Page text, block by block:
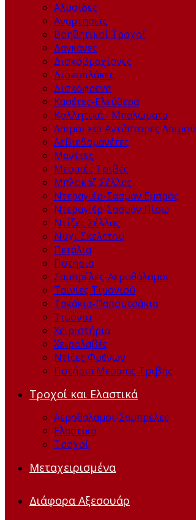
Αλυσίδες
Αναρτήσεις
Βοηθητικοί Τροχοί
Δαγκάνες
Δισκοβραχίονες
Δισκοπλάκες
Δισκόφρενα
Κασέτες-Ελεύθερα
Κολλητικά - Μπαλώματα
Λαιμοί και Αντάπτορες Λαιμού
Λεβιεδομανέτες
Μανέτες
Μεσαιές Τριβές
Μπλοκάζ Σέλλας
Ντεραγιέρ-Σασμάν Εμπρός
Ντεραγιέρ-Σασμάν Πίσω
Ντίζες Σέλλας
Νύχι Σκελετού
Πετάλια
Ποτήρια
Σαμπρέλες-Αεροθάλαμοι
Ταινίες Τιμονιού
Τακάκια-Παπουτσάκια
Τιμόνια
Χειριστήρια
Χειρολαβές
Ντίζες Φρένων
Ποτήρια Μεσαίας Τριβής
Τροχοί και Ελαστικά
Αεροθάλαμοι-Σαμπρέλες
Ελαστικά
Τροχοί
Μεταχειρισμένα
Διάφορα Αξεσουάρ